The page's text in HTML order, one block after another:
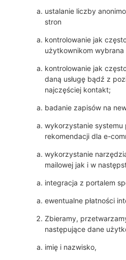
ustalanie liczby
stron
kontrolowanie jak
użytkownikom
kontrolowanie jak
daną usługę bądź z
najczęściej kontakt;
badanie zapisów na
wykorzystanie systemu
rekomendacji dla e-
wykorzystanie
mailowej jak i w
integracja z portalem
ewentualne płatności
Zbieramy,
następujące dane
imię i nazwisko,